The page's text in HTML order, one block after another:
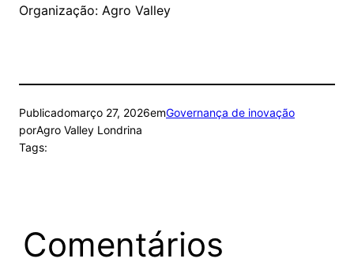
Organização: Agro Valley
Publicadomarço 27, 2026emGovernança de inovação
porAgro Valley Londrina
Tags:
Comentários